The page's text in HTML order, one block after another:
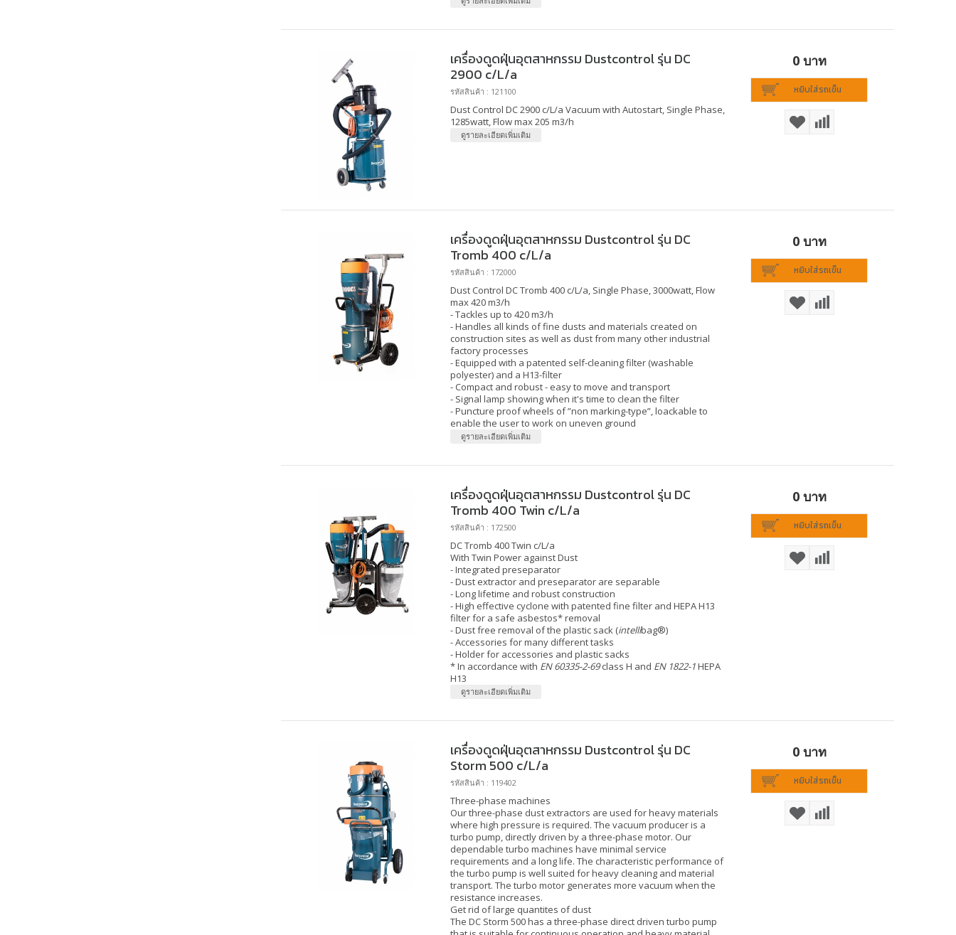
เครื่องดูดฝุ่นอุตสาหกรรม Dustcontrol รุ่น DC
2900 c/L/a
รหัสสินค้า : 121100
Dust Control DC 2900 c/L/a Vacuum with Autostart, Single Phase,
1285watt, Flow max 205 m3/h
ดูรายละเอียดเพิ่มเติม
0 บาท
หยิบใส่รถเข็น
เครื่องดูดฝุ่นอุตสาหกรรม Dustcontrol รุ่น DC
Tromb 400 c/L/a
รหัสสินค้า : 172000
Dust Control DC Tromb 400 c/L/a, Single Phase, 3000watt, Flow
max 420 m3/h
- Tackles up to 420 m3/h
- Handles all kinds of fine dusts and materials created on
construction sites as well as dust from many other industrial
factory processes
- Equipped with a patented self-cleaning filter (washable
polyester) and a H13-filter
- Compact and robust - easy to move and transport
- Signal lamp showing when it's time to clean the filter
- Puncture proof wheels of ”non marking-type”, loackable to
enable the user to work on uneven ground
ดูรายละเอียดเพิ่มเติม
0 บาท
หยิบใส่รถเข็น
เครื่องดูดฝุ่นอุตสาหกรรม Dustcontrol รุ่น DC
Tromb 400 Twin c/L/a
รหัสสินค้า : 172500
DC Tromb 400Twin c/L/a
With Twin Power against Dust
- Integrated preseparator
- Dust extractor and preseparator are separable
- Long lifetime and robust construction
- High effective cyclone with patented fine filter and HEPA H13
filter for a safe asbestos* removal
- Dust free removal of the plastic sack (intellibag®)
- Accessories for many different tasks
- Holder for accessories and plastic sacks
*In accordance with EN 60335-2-69class H and EN 1822-1HEPA
H13
ดูรายละเอียดเพิ่มเติม
0 บาท
หยิบใส่รถเข็น
เครื่องดูดฝุ่นอุตสาหกรรม Dustcontrol รุ่น DC
Storm 500 c/L/a
รหัสสินค้า : 119402
Three-phase machines
Our three-phase dust extractors are used for heavy materials
where high pressure is required. The vacuum producer is a
turbo pump, directly driven by a three-phase motor. Our
dependable turbo machines have minimal service
requirements and a long life. The characteristic performance of
the turbo pump is well suited for heavy cleaning and material
transport. The turbo motor generates more vacuum when the
resistance increases.
Get rid of large quantites of dust
The DC Storm 500 has a three-phase direct driven turbo pump
0 บาท
หยิบใส่รถเข็น